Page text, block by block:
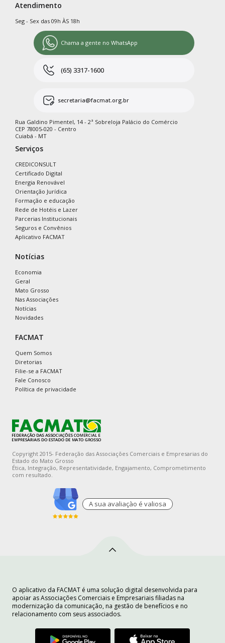
Atendimento
Seg - Sex das 09h ÀS 18h
Chama a gente no WhatsApp
(65) 3317-1600
secretaria@facmat.org.br
Rua Galdino Pimentel, 14 - 2ª Sobreloja Palácio do Comércio
CEP 78005-020 - Centro
Cuiabá - MT
Serviços
CREDICONSULT
Certificado Digital
Energia Renovável
Orientação Jurídica
Formação e educação
Rede de Hotéis e Lazer
Parcerias Institucionais
Seguros e Convênios
Aplicativo FACMAT
Notícias
Economia
Geral
Mato Grosso
Nas Associações
Notícias
Novidades
FACMAT
Quem Somos
Diretorias
Filie-se a FACMAT
Fale Conosco
Política de privacidade
Copyright 2015- Federação das Associações Comerciais e Empresarias do
Estado do Mato Grosso
Ética, Integração, Representatividade, Engajamento, Comprometimento
com resultado.
A sua avaliaçào é valiosa
O aplicativo da FACMAT é uma solução digital desenvolvida para
apoiar as Associações Comerciais e Empresariais filiadas na
modernização da comunicação, na gestão de benefícios e no
relacionamento com seus associados.